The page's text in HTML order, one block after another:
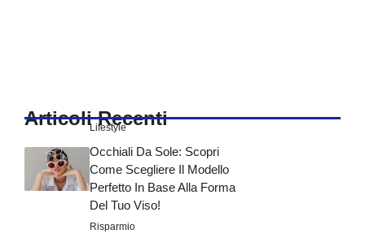
Articoli Recenti
Lifestyle
Occhiali Da Sole: Scopri
Come Scegliere Il Modello
Perfetto In Base Alla Forma
Del Tuo Viso!
Risparmio